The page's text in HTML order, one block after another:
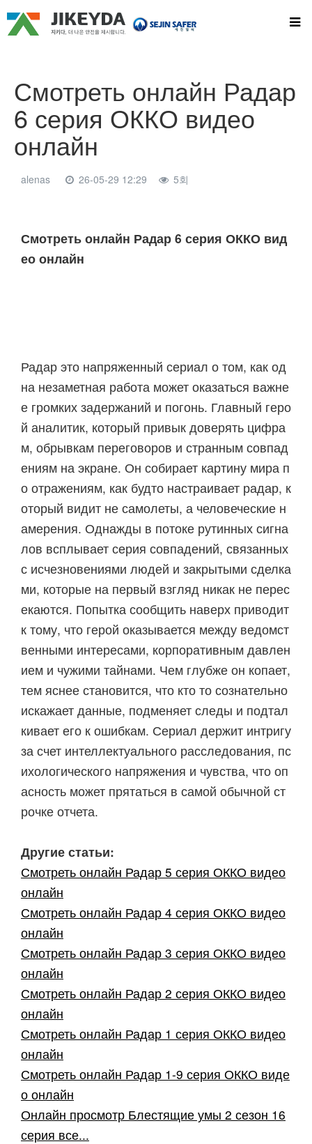
Смотреть онлайн Радар
6 серия ОККО видео
онлайн
alenas 26-05-29 12:29 5회
본문
Смотреть онлайн Радар 6 серия ОККО вид
ео онлайн
Радар это напряженный сериал о том, как од
на незаметная работа может оказаться важне
е громких задержаний и погонь. Главный геро
й аналитик, который привык доверять цифра
м, обрывкам переговоров и странным совпад
ениям на экране. Он собирает картину мира п
о отражениям, как будто настраивает радар, к
оторый видит не самолеты, а человеческие н
амерения. Однажды в потоке рутинных сигна
лов всплывает серия совпадений, связанных
с исчезновениями людей и закрытыми сделка
ми, которые на первый взгляд никак не перес
екаются. Попытка сообщить наверх приводит
к тому, что герой оказывается между ведомст
венными интересами, корпоративным давлен
ием и чужими тайнами. Чем глубже он копает,
тем яснее становится, что кто то сознательно
искажает данные, подменяет следы и подтал
кивает его к ошибкам. Сериал держит интригу
за счет интеллектуального расследования, пс
ихологического напряжения и чувства, что оп
асность может прятаться в самой обычной ст
рочке отчета.
Другие статьи:
Смотреть онлайн Радар 5 серия ОККО видео
онлайн
Смотреть онлайн Радар 4 серия ОККО видео
онлайн
Смотреть онлайн Радар 3 серия ОККО видео
онлайн
Смотреть онлайн Радар 2 серия ОККО видео
онлайн
Смотреть онлайн Радар 1 серия ОККО видео
онлайн
Смотреть онлайн Радар 1-9 серия ОККО виде
о онлайн
Онлайн просмотр Блестящие умы 2 сезон 16
серия все...